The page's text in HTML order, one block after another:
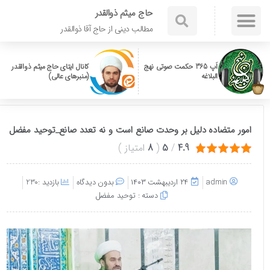
حاج میثم ذوالقدر
مطالب دینی از حاج آقا ذوالقدر
اَپ 365 حکمت صوتی نهج
البلاغه
کانال ایتای حاج میثم ذوالقدر
(منبرهای عالی)
امور متضاده دلیل بر وحدت صانع است و نه تعدد صانع_توحید مفضل
4.9
/
5
(
8 امتیاز)
admin ۲۴ اردیبهشت ۱۴۰۳ بدون دیدگاه
بازدید :230
دسته :توحید مفضل